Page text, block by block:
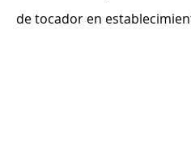
de tocador en